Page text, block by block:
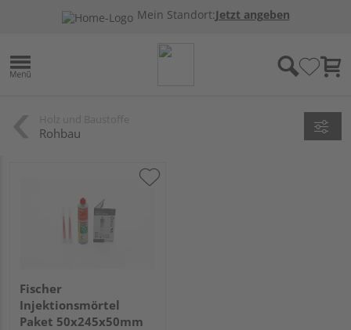
Mein Standort:Jetzt angeben
Rohbau
Fischer
Injektionsmörtel
Paket 50x245x50mm